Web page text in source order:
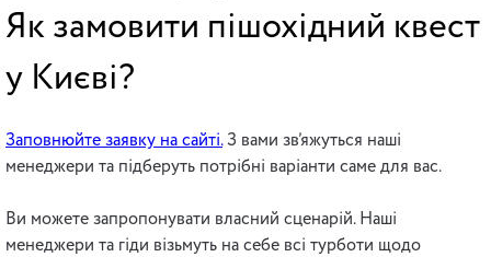
Як замовити пішохідний квест
у Києві?
Заповнюйте заявку на сайті.З вами зв’яжуться наші
менеджери та підберуть потрібні варіанти саме для вас.
Ви можете запропонувати власний сценарій. Наші
менеджери та гіди візьмуть на себе всі турботи щодо